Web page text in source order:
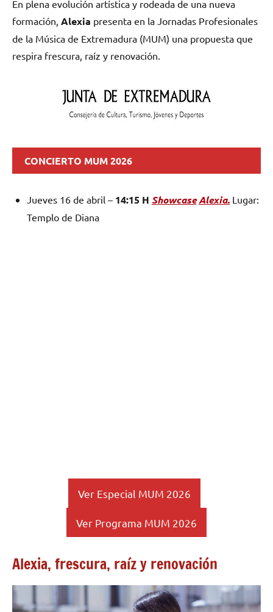
En plena evolución artística y rodeada de una nueva
formación, Alexia presenta en la Jornadas Profesionales
de la Música de Extremadura (MUM) una propuesta que
respira frescura, raíz y renovación.
CONCIERTO MUM 2026
Jueves 16 de abril – 14:15 H Showcase Alexia. Lugar:
Templo de Diana
Ver Especial MUM 2026
Ver Programa MUM 2026
Alexia, frescura, raíz y renovación